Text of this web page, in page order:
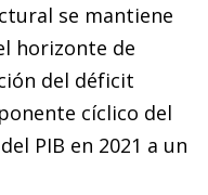
se mantiene
horizonte de
del déficit
cíclico del
PIB en 2021 a un